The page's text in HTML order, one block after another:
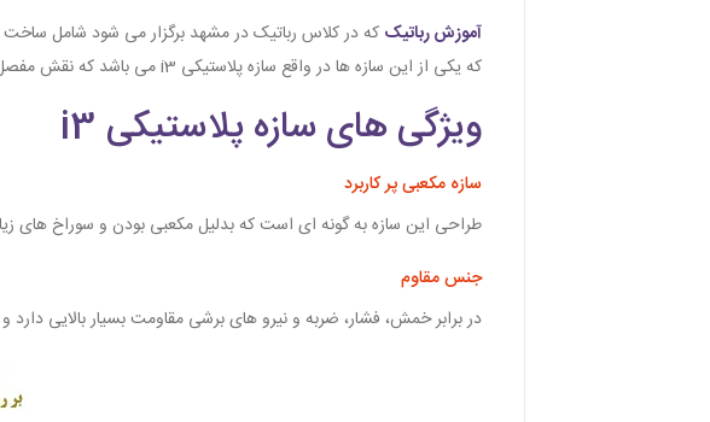
آموزش رباتیک که در کلاس رباتیک در مشهد برگزار می شود شامل
که یکی از این سازه ها در واقع سازه پلاستیکی i3 می باشد که نقش مفصل دارد و سایر قطعات را به یکدیگر متصل می کند.
ویژگی های سازه پلاستیکی i3
سازه مکعبی پر کاربرد
طراحی این سازه به گونه ای است که بدلیل مکعبی بودن و سوراخ های
جنس مقاوم
در برابر خمش، فشار، ضربه و نیرو های برشی مقاومت بسیار بالایی